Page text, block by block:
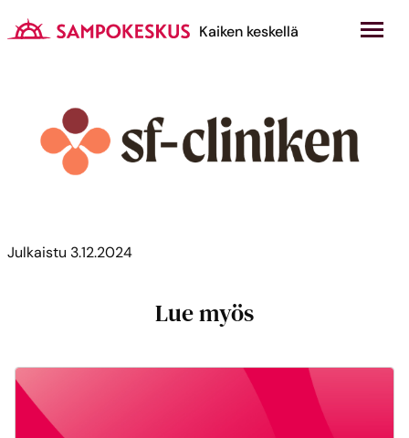
sisältöön
Kauppakeskus Sampokeskus
Kaiken keskellä
Julkaistu 3.12.2024
Lue myös